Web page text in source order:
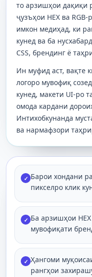
то арзишҳои дақиқи
ҷузъҳои HEX ва
имкон медиҳад, ки
кунед ва ба
CSS, брендинг ё
Ин муфид аст, вақте
логоро мувофиқ
кунед, макети UI-ро
омода кардани
Интихобкунанда
ва нармафзори
✓ Барои хондани
пикселро клик
✓ Ба арзишҳои HEX
мувофиқати
✓ Ҳангоми
рангҳои